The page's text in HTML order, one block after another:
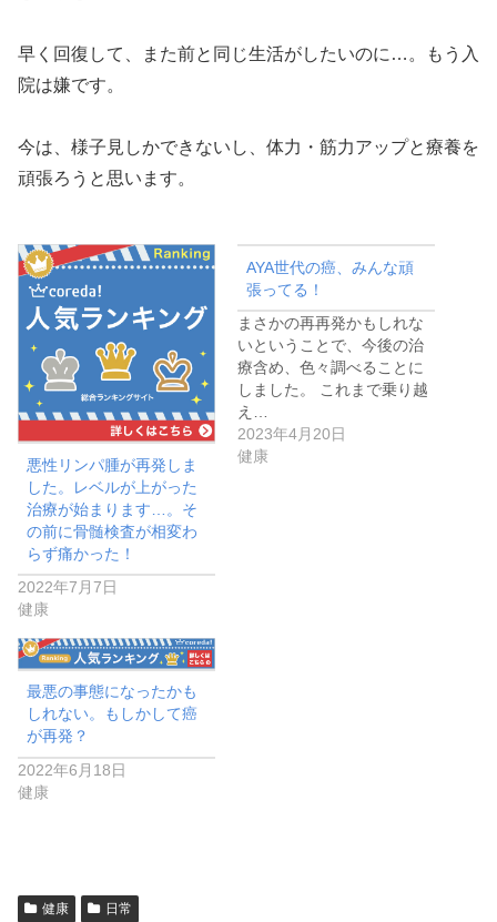
早く回復して、また前と同じ生活がしたいのに…。もう入
院は嫌です。
今は、様子見しかできないし、体力・筋力アップと療養を
頑張ろうと思います。
悪性リンパ腫が再発しま
した。レベルが上がった
治療が始まります…。そ
の前に骨髄検査が相変わ
らず痛かった！
2022年7月7日
健康
AYA世代の癌、みんな頑
張ってる！
まさかの再再発かもしれな
いということで、今後の治
療含め、色々調べることに
しました。 これまで乗り越
え…
2023年4月20日
健康
最悪の事態になったかも
しれない。もしかして癌
が再発？
2022年6月18日
健康
健康 日常